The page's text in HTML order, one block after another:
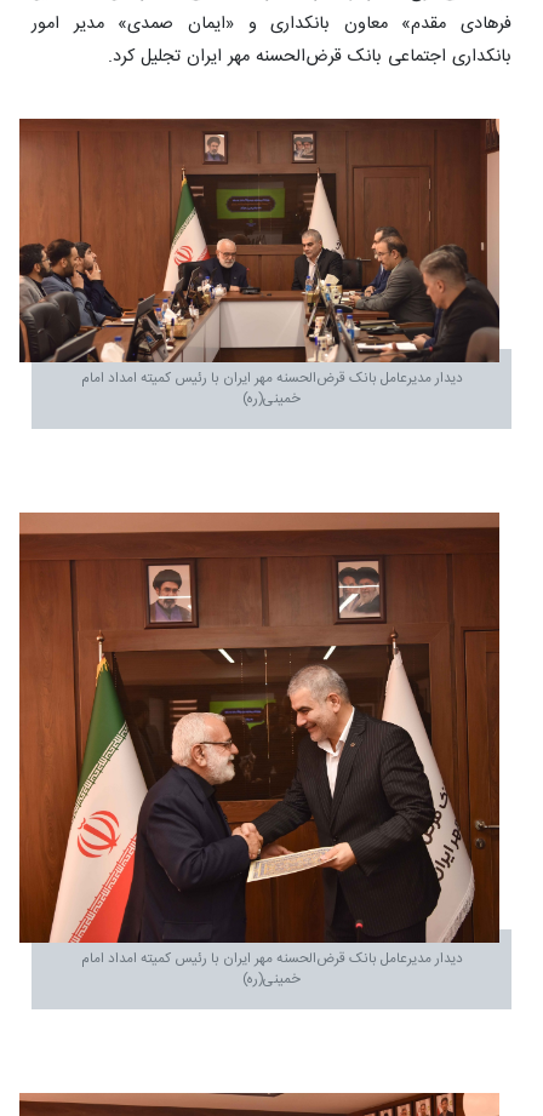
فرهادی مقدم» معاون بانکداری و «ایمان صمدی» مدیر امور
بانکداری اجتماعی بانک قرض‌الحسنه مهر ایران تجلیل کرد.
دیدار مدیرعامل بانک قرض‌الحسنه مهر ایران با رئیس کمیته امداد امام
خمینی(ره)
دیدار مدیرعامل بانک قرض‌الحسنه مهر ایران با رئیس کمیته امداد امام
خمینی(ره)